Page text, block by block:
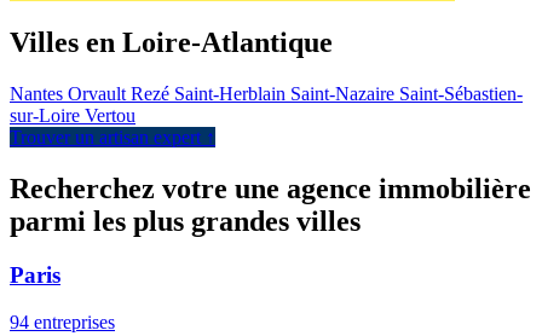
Villes en Loire-Atlantique
Nantes Orvault Rezé Saint-Herblain Saint-Nazaire Saint-Sébastien-
sur-Loire Vertou
Trouver un artisan expert ↑
Recherchez votre une agence immobilière
parmi les plus grandes villes
Paris
94 entreprises